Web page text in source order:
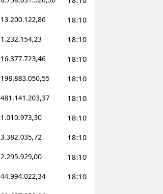
13.200.122,86 18:10
1.232.154,23 18:10
16.377.723,46 18:10
198.883.050,55 18:10
481.141.203,37 18:10
1.010.973,30 18:10
3.382.035,72 18:10
2.295.929,00 18:10
44.994.022,34 18:10